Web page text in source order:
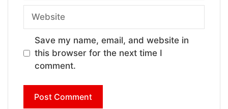
Save my name, email, and website in
this browser for the next time I
comment.